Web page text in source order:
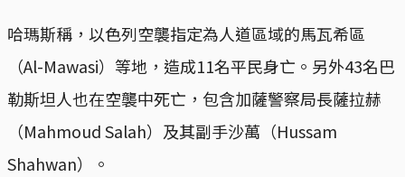
哈瑪斯稱，以色列空襲指定為人道區域的馬瓦希區
（Al-Mawasi）等地，造成11名平民身亡。另外43名巴
勒斯坦人也在空襲中死亡，包含加薩警察局長薩拉赫
（Mahmoud Salah）及其副手沙萬（Hussam
Shahwan）。